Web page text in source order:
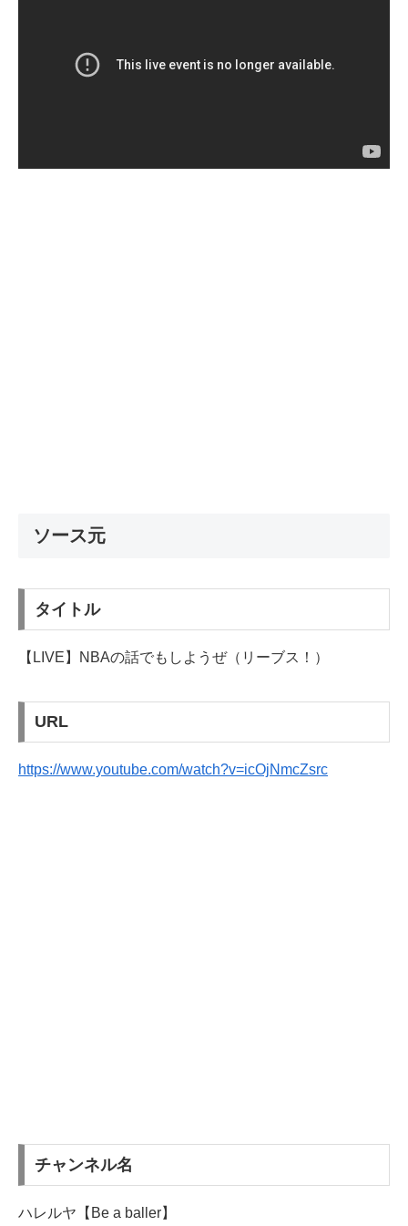
ソース元
タイトル
【LIVE】NBAの話でもしようぜ（リーブス！）
URL
https://www.youtube.com/watch?v=icOjNmcZsrc
チャンネル名
ハレルヤ【Be a baller】